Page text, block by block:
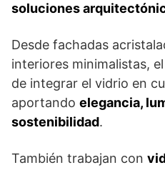
soluciones
Desde fachadas
interiores minimalistas,
de integrar el vidrio en
aportando elegancia,
sostenibilidad.
También trabajan con